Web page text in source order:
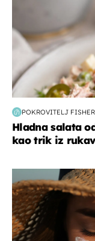
POKROVITELJ
Hladna salata
kao trik iz
moda & ljepota